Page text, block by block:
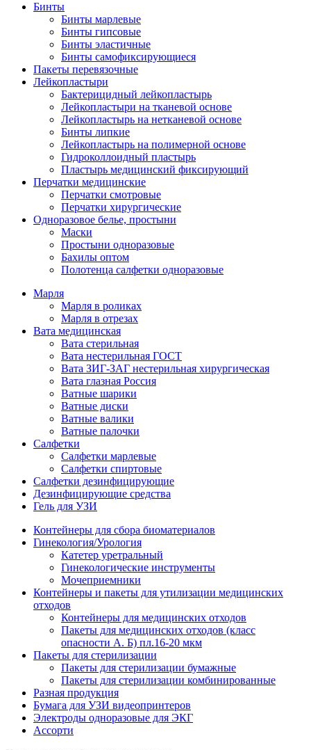
Бинты
Бинты марлевые
Бинты гипсовые
Бинты эластичные
Бинты самофиксирующиеся
Пакеты перевязочные
Лейкопластыри
Бактерицидный лейкопластырь
Лейкопластыри на тканевой основе
Лейкопластырь на нетканевой основе
Бинты липкие
Лейкопластырь на полимерной основе
Гидроколлоидный пластырь
Пластырь медицинский фиксирующий
Перчатки медицинские
Перчатки смотровые
Перчатки хирургические
Одноразовое белье, простыни
Маски
Простыни одноразовые
Бахилы оптом
Полотенца салфетки одноразовые
Марля
Марля в роликах
Марля в отрезах
Вата медицинская
Вата стерильная
Вата нестерильная ГОСТ
Вата ЗИГ-ЗАГ нестерильная хирургическая
Вата глазная Россия
Ватные шарики
Ватные диски
Ватные валики
Ватные палочки
Салфетки
Салфетки марлевые
Салфетки спиртовые
Салфетки дезинфицирующие
Дезинфицирующие средства
Гель для УЗИ
Контейнеры для сбора биоматериалов
Гинекология/Урология
Катетер уретральный
Гинекологические инструменты
Мочеприемники
Контейнеры и пакеты для утилизации медицинских
отходов
Контейнеры для медицинских отходов
Пакеты для медицинских отходов (класс
опасности А. Б) пл.16-20 мкм
Пакеты для стерилизации
Пакеты для стерилизации бумажные
Пакеты для стерилизации комбинированные
Разная продукция
Бумага для УЗИ видеопринтеров
Электроды одноразовые для ЭКГ
Ассорти